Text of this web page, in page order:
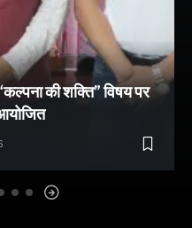
की शक्ति” विषय पर